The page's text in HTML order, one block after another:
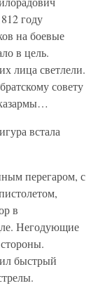
году
на боевые
в цель.
лица светлели.
совету
встала
перегаром, с
в
Негодующие
быстрый